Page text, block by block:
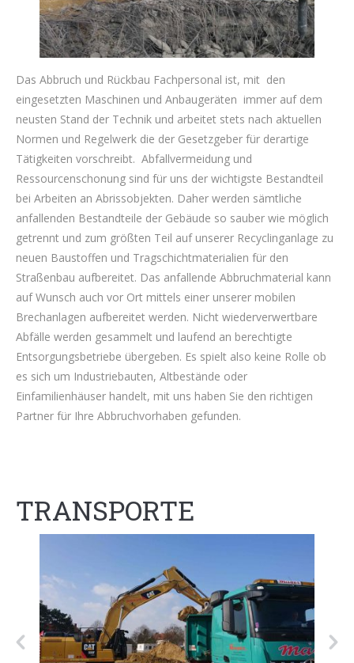
Das Abbruch und Rückbau Fachpersonal ist, mit den
eingesetzten Maschinen und Anbaugeräten immer auf dem
neusten Stand der Technik und arbeitet stets nach aktuellen
Normen und Regelwerk die der Gesetzgeber für derartige
Tätigkeiten vorschreibt. Abfallvermeidung und
Ressourcenschonung sind für uns der wichtigste Bestandteil
bei Arbeiten an Abrissobjekten. Daher werden sämtliche
anfallenden Bestandteile der Gebäude so sauber wie möglich
getrennt und zum größten Teil auf unserer Recyclinganlage zu
neuen Baustoffen und Tragschichtmaterialien für den
Straßenbau aufbereitet. Das anfallende Abbruchmaterial kann
auf Wunsch auch vor Ort mittels einer unserer mobilen
Brechanlagen aufbereitet werden. Nicht wiederverwertbare
Abfälle werden gesammelt und laufend an berechtigte
Entsorgungsbetriebe übergeben. Es spielt also keine Rolle ob
es sich um Industriebauten, Altbestände oder
Einfamilienhäuser handelt, mit uns haben Sie den richtigen
Partner für Ihre Abbruchvorhaben gefunden.
TRANSPORTE